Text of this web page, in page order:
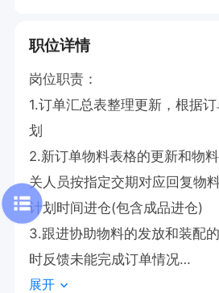
职位详情
岗位职责：
1.订单汇总表整理更新，根据
划
2.新订单物料表格的更新和物
关人员按指定交期对应回复物
计划时间进仓(包含成品进仓)
3.跟进协助物料的发放和装配
时反馈未能完成订单情况
4.外发事项跟进，负责物料外发
展开